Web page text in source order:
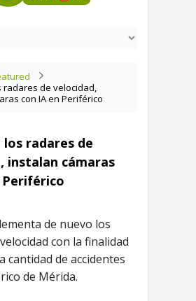
radares de velocidad,
con IA en Periférico
los radares de
instalan cámaras
Periférico
de nuevo los
con la finalidad
cantidad de accidentes
de Mérida.